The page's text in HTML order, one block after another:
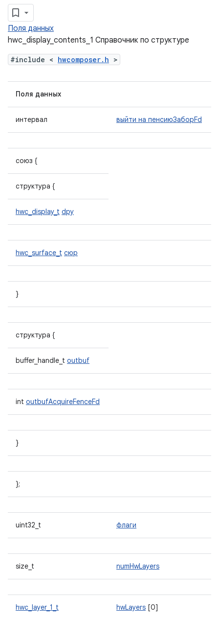
Поля данных
hwc_display_contents_1 Справочник по структуре
#include < hwcomposer.h >
Поля данных
интервал выйти на пенсиюЗаборFd
союз {
структура {
hwc_display_t dpy
hwc_surface_t сюр
}
структура {
buffer_handle_t outbuf
int outbufAcquireFenceFd
}
};
uint32_t флаги
size_t numHwLayers
hwc_layer_1_t hwLayers [0]